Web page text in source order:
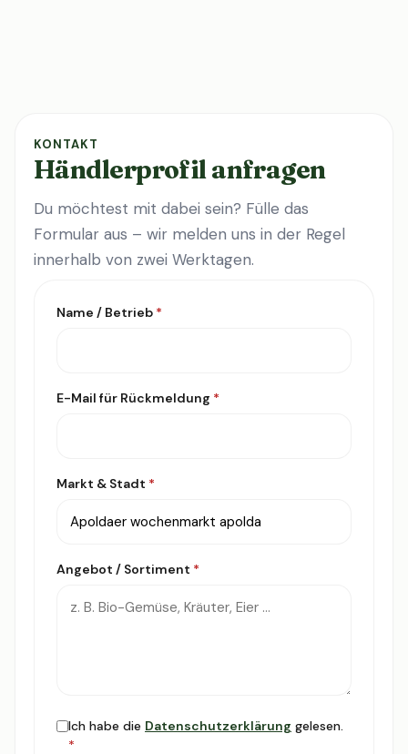
KONTAKT
Händlerprofil anfragen
Du möchtest mit dabei sein? Fülle das
Formular aus – wir melden uns in der Regel
innerhalb von zwei Werktagen.
Name / Betrieb *
E-Mail für Rückmeldung *
Markt & Stadt *
Angebot / Sortiment *
Ich habe die Datenschutzerklärung gelesen.
*